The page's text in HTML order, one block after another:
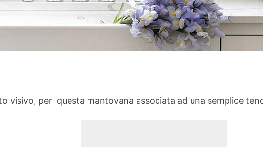
visivo, per questa mantovana associata ad una semplice